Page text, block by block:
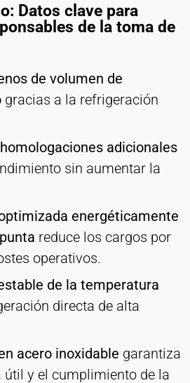
Datos clave para
de la toma de
de volumen de
gracias a la refrigeración
adicionales
sin aumentar la
energéticamente
reduce los cargos por
operativos.
de la temperatura
directa de alta
acero inoxidable garantiza
útil y el cumplimiento de la